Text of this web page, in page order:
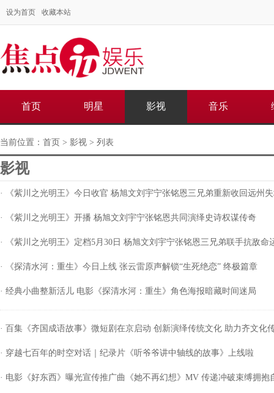
设为首页 收藏本站
首页 明星 影视 音乐
当前位置： 首页 > 影视 > 列表
影视
· 《紫川之光明王》今日收官 杨旭文刘宇宁张铭恩三兄弟重新收回远州
· 《紫川之光明王》开播 杨旭文刘宇宁张铭恩共同演绎史诗权谋传奇
· 《紫川之光明王》定档5月30日 杨旭文刘宇宁张铭恩三兄弟联手抗敌命
· 《探清水河：重生》今日上线 张云雷原声解锁“生死绝恋” 终极篇章
· 经典小曲整新活儿 电影《探清水河：重生》角色海报暗藏时间迷局
· 百集《齐国成语故事》微短剧在京启动 创新演绎传统文化 助力齐文化
· 穿越七百年的时空对话｜纪录片《听爷爷讲中轴线的故事》上线啦
· 电影《好东西》曝光宣传推广曲《她不再幻想》MV 传递冲破束缚拥抱